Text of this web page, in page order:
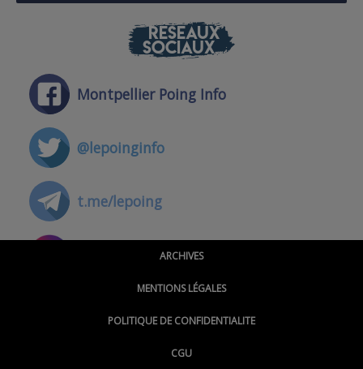
RÉSEAUX
SOCIAUX
Montpellier Poing Info
@lepoinginfo
t.me/lepoing
@montpellierpoinginfo
@LePoingMontpellier
ARCHIVES
MENTIONS LÉGALES
POLITIQUE DE CONFIDENTIALITE
CGU